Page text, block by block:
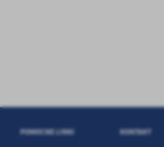
POMOCNE LINKI KONTAKT